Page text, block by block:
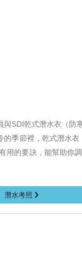
SDI乾式潛水衣（防
季節裡，乾式潛水衣
用的要訣，能幫助你
潛水考照